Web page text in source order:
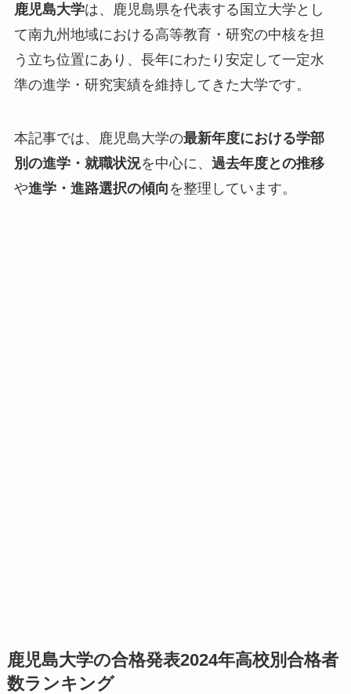
鹿児島大学は、鹿児島県を代表する国立大学とし
て南九州地域における高等教育・研究の中核を担
う立ち位置にあり、長年にわたり安定して一定水
準の進学・研究実績を維持してきた大学です。
本記事では、鹿児島大学の最新年度における学部
別の進学・就職状況を中心に、 過去年度との推移
や進学・進路選択の傾向 を整理しています。
鹿児島大学の合格発表2024年高校別合格者
数ランキング